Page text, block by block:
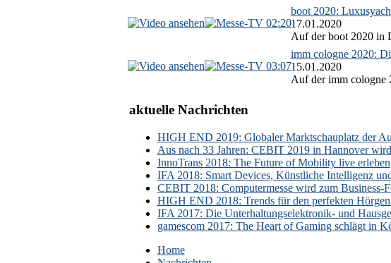
02:20
boot 2020:
17.01.2020
Auf der boot 2020 in
03:07
imm cologne 2020:
15.01.2020
Auf der imm cologne
aktuelle Nachrichten
HIGH END 2019: Globaler Marktschauplatz der
Aus nach 33 Jahren: CEBIT 2019 in Hannover
InnoTrans 2018: The Future of Mobility live erleben
IFA 2018: Smart Devices, Künstliche Intelligenz
CEBIT 2018: Computermesse wird zum Business-
HIGH END 2018: Trends für den perfekten
IFA 2017: Die Unterhaltungselektronik- und
gamescom 2017: The Heart of Gaming schlägt in
Home